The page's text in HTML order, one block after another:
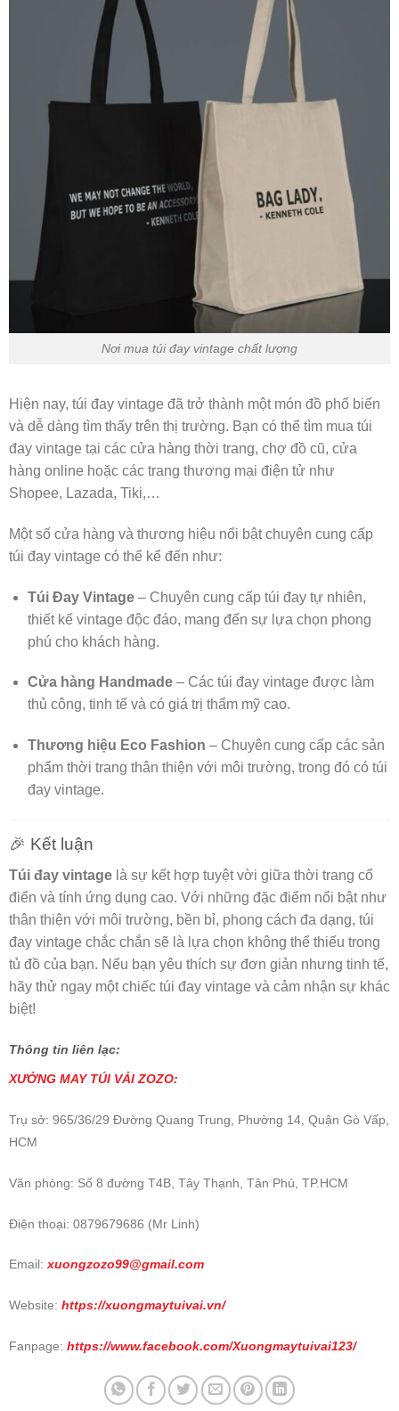
Nơi mua túi đay vintage chất lượng
Hiện nay, túi đay vintage đã trở thành một món đồ phổ biến
và dễ dàng tìm thấy trên thị trường. Bạn có thể tìm mua túi
đay vintage tại các cửa hàng thời trang, chợ đồ cũ, cửa
hàng online hoặc các trang thương mại điện tử như
Shopee, Lazada, Tiki,…
Một số cửa hàng và thương hiệu nổi bật chuyên cung cấp
túi đay vintage có thể kể đến như:
Túi Đay Vintage– Chuyên cung cấp túi đay tự nhiên,
thiết kế vintage độc đáo, mang đến sự lựa chọn phong
phú cho khách hàng.
Cửa hàng Handmade– Các túi đay vintage được làm
thủ công, tinh tế và có giá trị thẩm mỹ cao.
Thương hiệu Eco Fashion – Chuyên cung cấp các sản
phẩm thời trang thân thiện với môi trường, trong đó có túi
đay vintage.
🎉 Kết luận
Túi đay vintage là sự kết hợp tuyệt vời giữa thời trang cổ
điển và tính ứng dụng cao. Với những đặc điểm nổi bật như
thân thiện với môi trường, bền bỉ, phong cách đa dạng, túi
đay vintage chắc chắn sẽ là lựa chọn không thể thiếu trong
tủ đồ của bạn. Nếu bạn yêu thích sự đơn giản nhưng tinh tế,
hãy thử ngay một chiếc túi đay vintage và cảm nhận sự khác
biệt!
Thông tin liên lạc:
XƯỞNG MAY TÚI VẢI ZOZO:
Trụ sở: 965/36/29 Đường Quang Trung, Phường 14, Quận Gò Vấp,
HCM
Văn phòng: Số 8 đường T4B, Tây Thạnh, Tân Phú, TP.HCM
Điện thoại: 0879679686 (Mr Linh)
Email:xuongzozo99@gmail.com
Website: https://xuongmaytuivai.vn/
Fanpage: https://www.facebook.com/Xuongmaytuivai123/